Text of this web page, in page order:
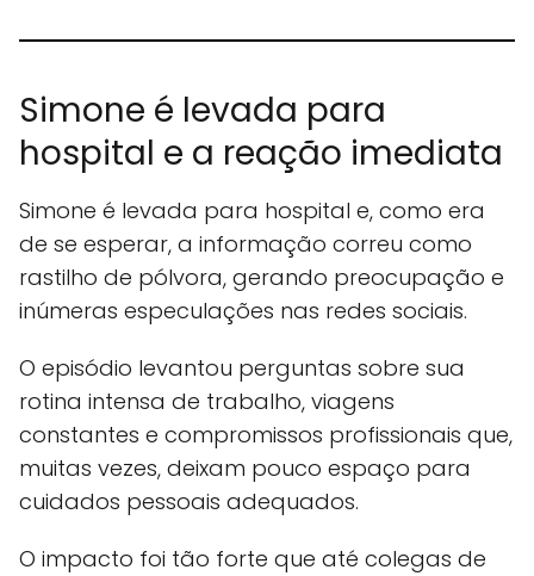
Simone é levada para
hospital e a reação imediata
Simone é levada para hospital e, como era
de se esperar, a informação correu como
rastilho de pólvora, gerando preocupação e
inúmeras especulações nas redes sociais.
O episódio levantou perguntas sobre sua
rotina intensa de trabalho, viagens
constantes e compromissos profissionais que,
muitas vezes, deixam pouco espaço para
cuidados pessoais adequados.
O impacto foi tão forte que até colegas de